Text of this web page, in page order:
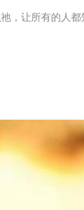
，让所有的人